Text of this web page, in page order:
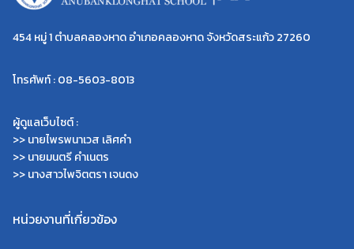
454 หมู่ 1 ตำบลคลองหาด อำเภอคลองหาด จังหวัดสระแก้ว 27260
โทรศัพท์ : 08-5603-8013
ผู้ดูแลเว็บไซต์ :
>> นายไพรพนาเวส เลิศคำ
>> นายมนตรี คำเนตร
>> นางสาวไพจิตตรา เจนดง
หน่วยงานที่เกี่ยวข้อง